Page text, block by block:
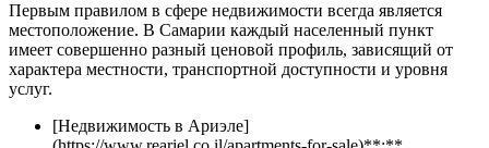
Первым правилом в сфере недвижимости всегда является
местоположение. В Самарии каждый населенный пункт
имеет совершенно разный ценовой профиль, зависящий от
характера местности, транспортной доступности и уровня
услуг.
[Недвижимость в Ариэле]